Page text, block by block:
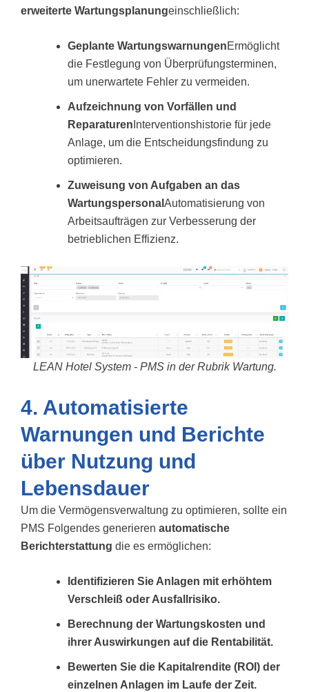
erweiterte Wartungsplanungeinschließlich:
Geplante WartungswarnungenErmöglicht
die Festlegung von Überprüfungsterminen,
um unerwartete Fehler zu vermeiden.
Aufzeichnung von Vorfällen und
Reparaturen Interventionshistorie für jede
Anlage, um die Entscheidungsfindung zu
optimieren.
Zuweisung von Aufgaben an das
Wartungspersonal Automatisierung von
Arbeitsaufträgen zur Verbesserung der
betrieblichen Effizienz.
LEAN Hotel System - PMS in der Rubrik Wartung.
4. Automatisierte
Warnungen und Berichte
über Nutzung und
Lebensdauer
Um die Vermögensverwaltung zu optimieren, sollte ein
PMS Folgendes generieren automatische
Berichterstattung die es ermöglichen:
Identifizieren Sie Anlagen mit erhöhtem
Verschleiß oder Ausfallrisiko.
Berechnung der Wartungskosten und
ihrer Auswirkungen auf die Rentabilität.
Bewerten Sie die Kapitalrendite (ROI) der
einzelnen Anlagen im Laufe der Zeit.